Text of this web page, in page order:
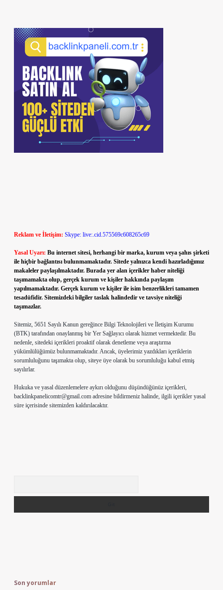
Reklam ve İletişim: Skype: live:.cid.575569c608265c69
Yasal Uyarı: Bu internet sitesi, herhangi bir marka, kurum veya şahıs şirketi
ile hiçbir bağlantısı bulunmamaktadır. Sitede yalnızca kendi hazırladığımız
makaleler paylaşılmaktadır. Burada yer alan içerikler haber niteliği
taşımamakta olup, gerçek kurum ve kişiler hakkında paylaşım
yapılmamaktadır. Gerçek kurum ve kişiler ile isim benzerlikleri tamamen
tesadüfidir. Sitemizdeki bilgiler taslak halindedir ve tavsiye niteliği
taşımazlar.
Sitemiz, 5651 Sayılı Kanun gereğince Bilgi Teknolojileri ve İletişim Kurumu
(BTK) tarafından onaylanmış bir Yer Sağlayıcı olarak hizmet vermektedir. Bu
nedenle, sitedeki içerikleri proaktif olarak denetleme veya araştırma
yükümlülüğümüz bulunmamaktadır. Ancak, üyelerimiz yazdıkları içeriklerin
sorumluluğunu taşımakta olup, siteye üye olarak bu sorumluluğu kabul etmiş
sayılırlar.
Hukuka ve yasal düzenlemelere aykırı olduğunu düşündüğünüz içerikleri,
backlinkpanelicomtr@gmail.com adresine bildirmeniz halinde, ilgili içerikler yasal
süre içerisinde sitemizden kaldırılacaktır.
Son yorumlar